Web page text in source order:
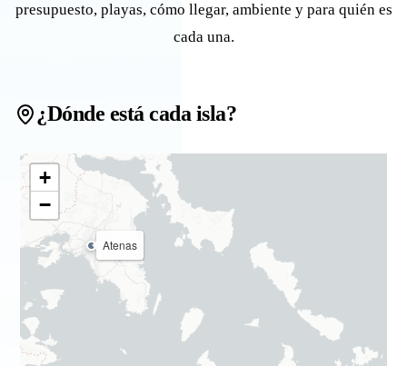
presupuesto, playas, cómo llegar, ambiente y para quién es
cada una.
¿Dónde está cada isla?
Atenas
+
−